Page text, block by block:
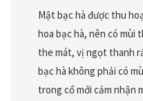
Mật bạc hà được thu
hoa bạc hà, nên có mùi
the mát, vị ngọt thanh
bạc hà không phải có
trong cổ mới cảm nhận